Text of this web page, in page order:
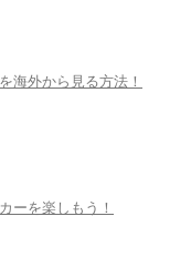
海外から見る方法！
ーを楽しもう！